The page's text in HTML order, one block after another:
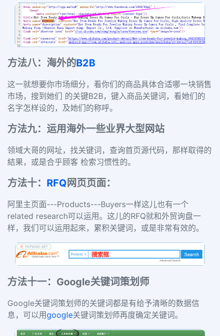
方法八：海外的B2B
这一就想要你市场细分，看你们的商品具体合适哪一块销售
市场，搜到她们 的关键B2B，键入商品关键词，看她们的
名字怎样设的，及她们的称呼。
方法九：运用海外一些业界大型网站
领域大哥的网址，找关键词，查询首页源代码，那样取得的
結果，或是合乎顾客 检索习惯性的。
方法十： RFQ 网页页面：
阿里主页面---Products---Buyers一样这儿也有一个
related research可以运用。这儿的RFQ就和外贸询盘一
样，我们可以运用起來，累积关键词，或是非常有效的。
方法十一：Google关键词策划师
Google关键词策划师的关键词都是有给予清晰的数据信
息，可以用google关键词策划师再度确定关键词。